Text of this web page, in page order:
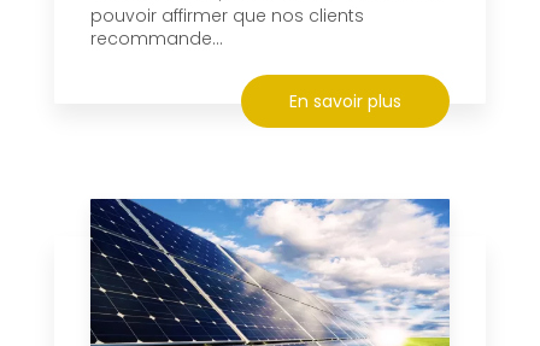
pouvoir affirmer que nos clients
recommande...
En savoir plus